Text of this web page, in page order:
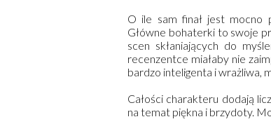
O ile sam finał jest mocno
Główne bohaterki to swoje
scen skłaniających do
recenzentce miałaby nie
bardzo inteligenta i wrażliwa,
Całości charakteru dodają
na temat piękna i brzydoty.